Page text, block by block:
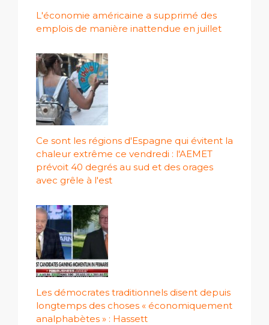
L'économie américaine a supprimé des
emplois de manière inattendue en juillet
Ce sont les régions d'Espagne qui évitent la
chaleur extrême ce vendredi : l'AEMET
prévoit 40 degrés au sud et des orages
avec grêle à l'est
Les démocrates traditionnels disent depuis
longtemps des choses « économiquement
analphabètes » : Hassett